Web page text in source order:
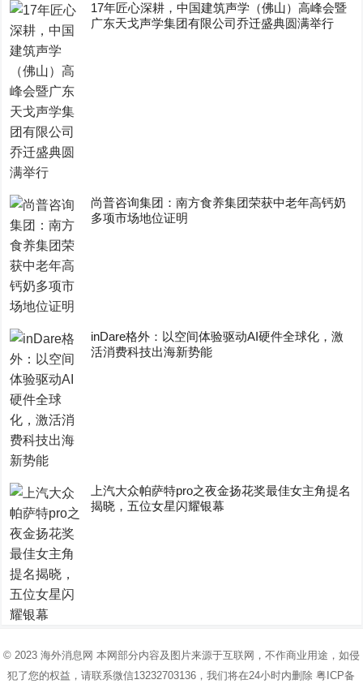
17年匠心深耕，中国建筑声学（佛山）高峰会暨
广东天戈声学集团有限公司乔迁盛典圆满举行
尚普咨询集团：南方食养集团荣获中老年高钙奶
多项市场地位证明
inDare格外：以空间体验驱动AI硬件全球化，激
活消费科技出海新势能
上汽大众帕萨特pro之夜金扬花奖最佳女主角提名
揭晓，五位女星闪耀银幕
© 2023 海外消息网 本网部分内容及图片来源于互联网，不作商业用途，如侵
犯了您的权益，请联系微信13232703136，我们将在24小时内删除粤ICP备